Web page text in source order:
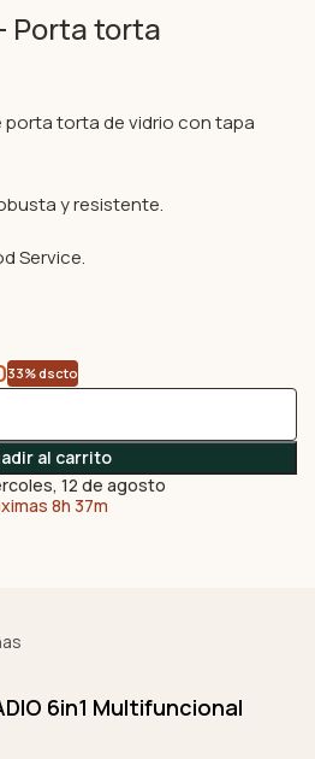
Porta torta
torta de vidrio con tapa
y resistente.
Service.
33% dscto
al carrito
12 de agosto
8h 37m
6in1 Multifuncional